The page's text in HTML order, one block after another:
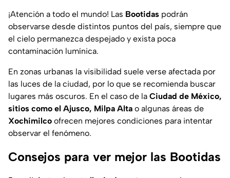
¡Atención a todo el mundo! Las Bootidas podrán
observarse desde distintos puntos del país, siempre que
el cielo permanezca despejado y exista poca
contaminación lumínica.
En zonas urbanas la visibilidad suele verse afectada por
las luces de la ciudad, por lo que se recomienda buscar
lugares más oscuros. En el caso de la Ciudad de México,
sitios como el Ajusco, Milpa Alta o algunas áreas de
Xochimilco ofrecen mejores condiciones para intentar
observar el fenómeno.
Consejos para ver mejor las Bootidas